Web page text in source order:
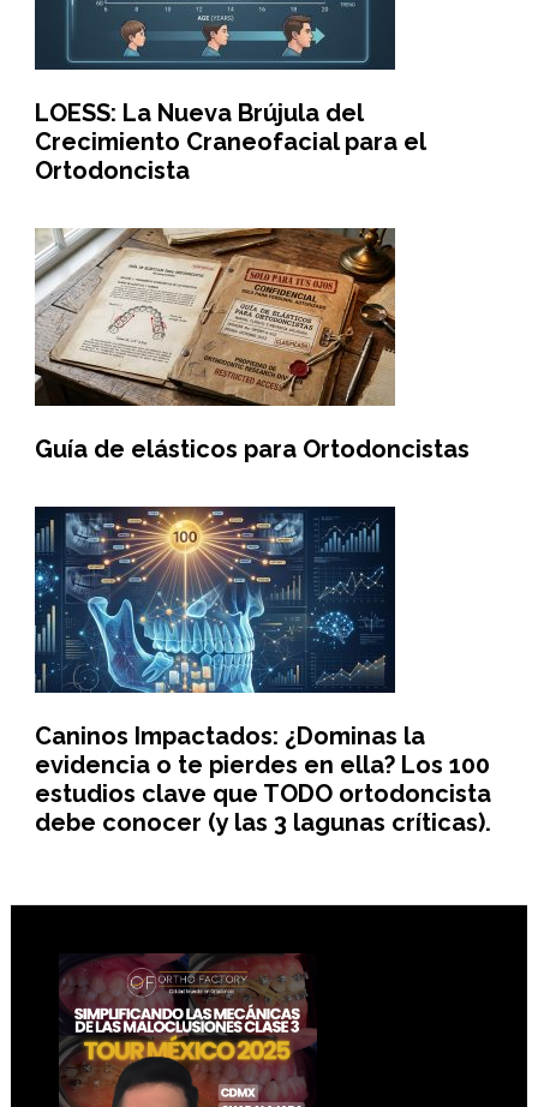
LOESS: La Nueva Brújula del
Crecimiento Craneofacial para el
Ortodoncista
Guía de elásticos para Ortodoncistas
Caninos Impactados: ¿Dominas la
evidencia o te pierdes en ella? Los 100
estudios clave que TODO ortodoncista
debe conocer (y las 3 lagunas críticas).
Footer